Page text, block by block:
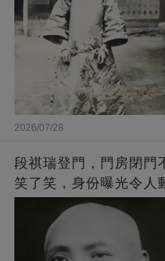
2026/07/28
段祺瑞登門，門房閉門
笑了笑，身份曝光令人